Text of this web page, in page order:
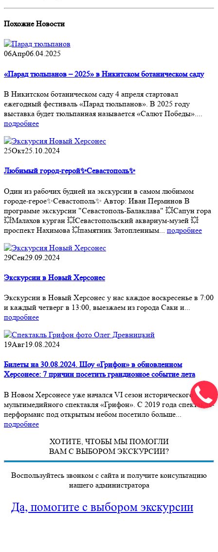
ПохожиеНовости
06Апр06.04.2025
«Парад тюльпанов – 2025» в Никитском ботаническом саду
В Никитском ботаническом саду 4 апреля стартовал
ежегодный фестиваль «Парад тюльпанов». В 2025 году
выставка будет тюльпанная называется «Салют Победы»....
подробнее
25Окт25.10.2024
Любимый город-герой✨Севастополь✨
Один из рабочих будней на экскурсии в самом любимом
городе-герое✨Севастополь✨ Автор: Иван Перминов В
программе экскурсии "Севастополь-Балаклава" 💥Сапун гора
💥Малахов курган 💥Севастопольский аквариум-музей 💥
проспект Нахимова 💥памятник Затопленным... подробнее
29Сен29.09.2024
Экскурсии в Новый Херсонес
Экскурсии в Новый Херсонес у нас каждое воскресенье в 7:00
и каждый четверг в 13:00, выезжаем из города Саки и...
подробнее
19Авг19.08.2024
Билеты на 30.08.2024. Шоу «Грифон» в обновленном
Херсонесе: 7 причин посетить грандиозное событие лета
В Новом Херсонесе уже начался VI сезон исторического
мультимедийного спектакля «Грифон». С 2019 года спектакль-
перформанс под открытым небом посетило больше...
подробнее
ХОТИТЕ, ЧТОБЫ МЫ ПОМОГЛИ
ВАМ С ВЫБОРОМ ЭКСКУРСИИ?
Воспользуйтесь звонком с сайта и получите консультацию
нашего администратора
Да, помогите с выбором экскурсии